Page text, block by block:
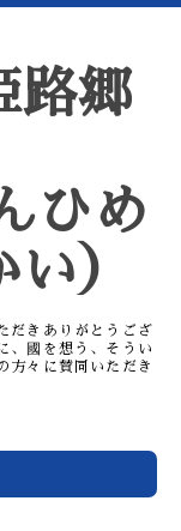
路郷
ひめ
）
だきありがとうござ
、國を想う、そうい
方々に賛同いただき